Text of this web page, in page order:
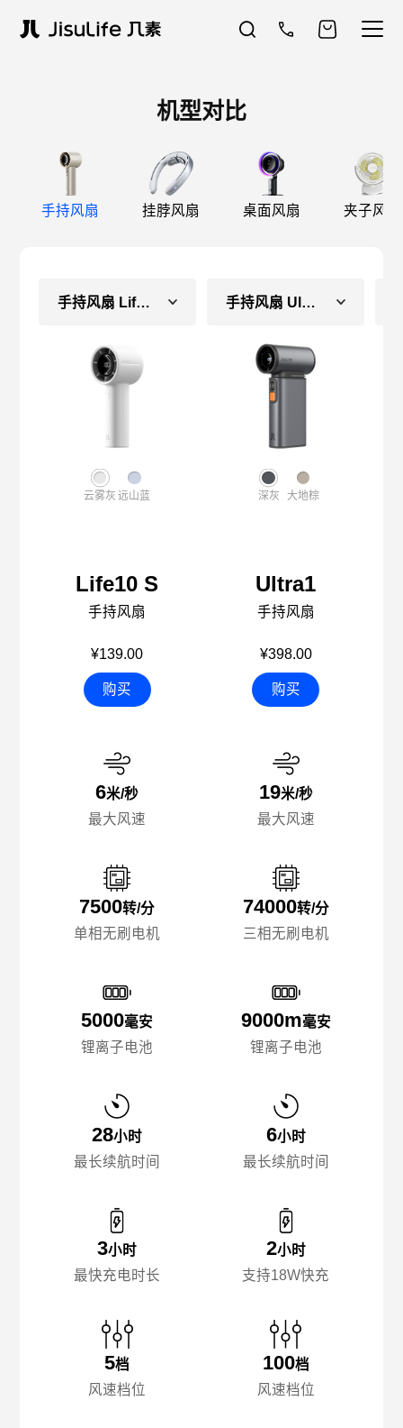
机型对比
手持风扇 挂脖风扇 桌面风扇 夹子风扇
手持风扇 Life10S
云雾灰 远山蓝
Life10 S
手持风扇
¥139.00
购买
6米/秒
最大风速
7500转/分
单相无刷电机
5000毫安
锂离子电池
28小时
最长续航时间
3小时
最快充电时长
5档
风速档位
手持风扇 Ultra1
深灰 大地棕
Ultra1
手持风扇
¥398.00
购买
19米/秒
最大风速
74000转/分
三相无刷电机
9000m毫安
锂离子电池
6小时
最长续航时间
2小时
支持18W快充
100档
风速档位